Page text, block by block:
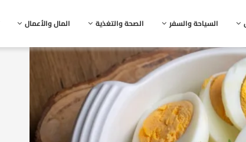
السياحة والسفر الصحة والتغذية المال والأعمال